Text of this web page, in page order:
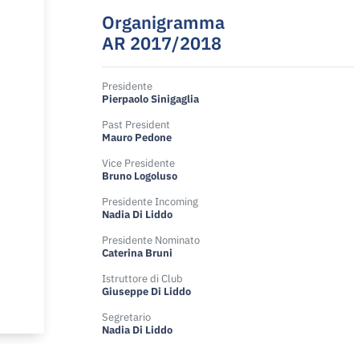
Organigramma
AR 2017/2018
Presidente
Pierpaolo Sinigaglia
Past President
Mauro Pedone
Vice Presidente
Bruno Logoluso
Presidente Incoming
Nadia Di Liddo
Presidente Nominato
Caterina Bruni
Istruttore di Club
Giuseppe Di Liddo
Segretario
Nadia Di Liddo